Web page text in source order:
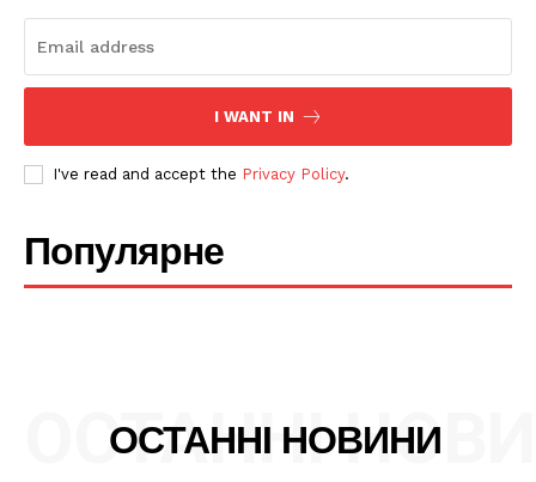
Мапа сайту
Контакти
I WANT IN
I've read and accept the Privacy Policy.
Популярне
ОСТАННІ НОВИНИ
ОСТАННІ